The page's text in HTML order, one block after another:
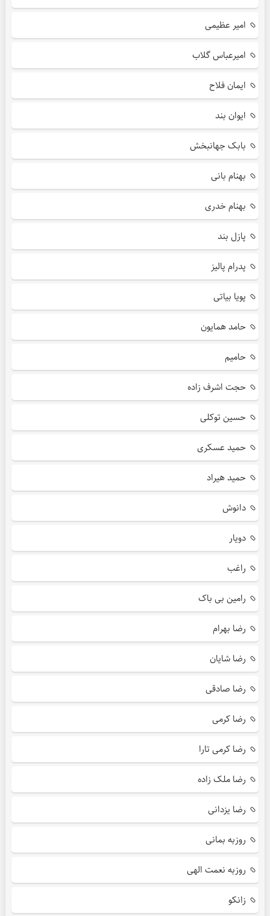
امیر عظیمی
امیرعباس گلاب
ایمان فلاح
ایوان بند
بابک جهانبخش
بهنام بانی
بهنام خدری
پازل بند
پدرام پالیز
پویا بیاتی
حامد همایون
حامیم
حجت اشرف زاده
حسین توکلی
حمید عسکری
حمید هیراد
دانوش
دویار
راغب
رامین بی باک
رضا بهرام
رضا شایان
رضا صادقی
رضا کرمی
رضا کرمی تارا
رضا ملک زاده
رضا یزدانی
روزبه بمانی
روزبه نعمت الهی
زانکو